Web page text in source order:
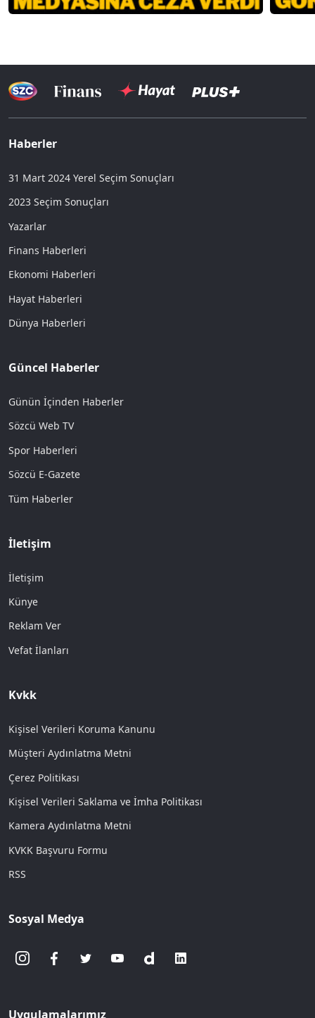
Haberler
31 Mart 2024 Yerel Seçim Sonuçları
2023 Seçim Sonuçları
Yazarlar
Finans Haberleri
Ekonomi Haberleri
Hayat Haberleri
Dünya Haberleri
Güncel Haberler
Günün İçinden Haberler
Sözcü Web TV
Spor Haberleri
Sözcü E-Gazete
Tüm Haberler
İletişim
İletişim
Künye
Reklam Ver
Vefat İlanları
Kvkk
Kişisel Verileri Koruma Kanunu
Müşteri Aydınlatma Metni
Çerez Politikası
Kişisel Verileri Saklama ve İmha Politikası
Kamera Aydınlatma Metni
KVKK Başvuru Formu
RSS
Sosyal Medya
Uygulamalarımız